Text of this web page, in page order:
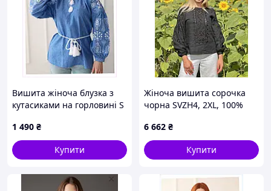
54
54 см
56(+50 грн)
56 см
58(+50 грн)
58 см
60(+100 грн)
60 см
Вишита жіноча блузка з
кутасиками на горловині S
1 490 ₴
Купити
Жіноча вишита сорочка
чорна SVZH4, 2XL, 100%
6 662 ₴
Купити